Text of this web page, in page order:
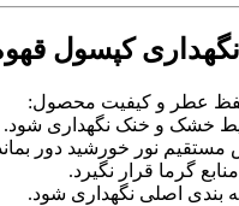
کپسول
عطر و کیفیت محصول:
خشک و خنک نگهداری شود.
مستقیم نور خورشید دور
گرما قرار نگیرد.
بندی اصلی نگهداری شود.